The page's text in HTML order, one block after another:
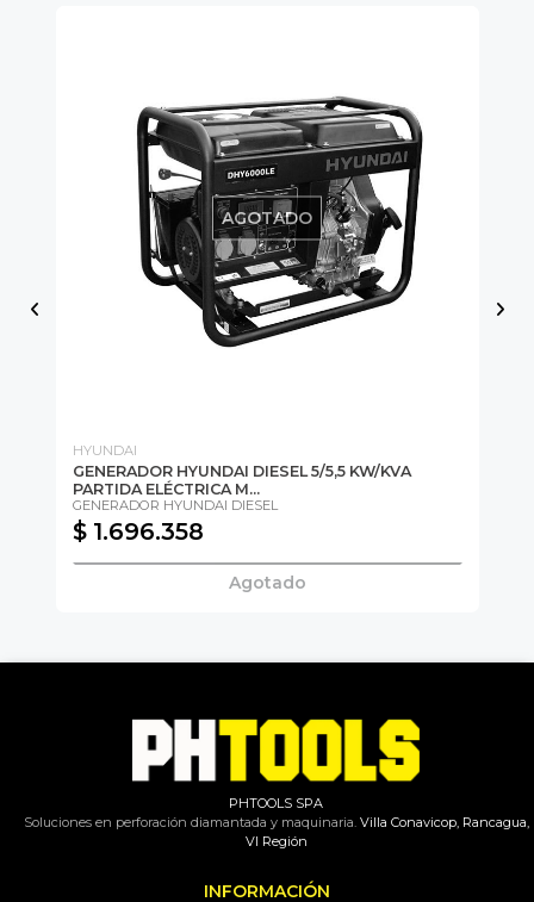
AGOTADO
HYUNDAI
GENERADOR HYUNDAI DIESEL 5/5,5 KW/KVA
PARTIDA ELÉCTRICA M...
GENERADOR HYUNDAI DIESEL
$ 1.696.358
Agotado
PHTOOLS SPA
Soluciones en perforación diamantada y maquinaria.Villa Conavicop, Rancagua,
VI Región
INFORMACIÓN